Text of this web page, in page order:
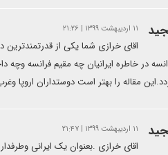
۱۱ اردیبهشت ۱۳۹۹ | ۲۱:۲۶
اقای خرازی شما یکی از قدرتمندترین
در خاطره ایرانیان چه مقیم فرانسه
مقاله را بهتر است دوستداران اروپا
۱۱ اردیبهشت ۱۳۹۹ | ۲۱:۴۷
اقای خرازی .بعنوان یک ایرانی